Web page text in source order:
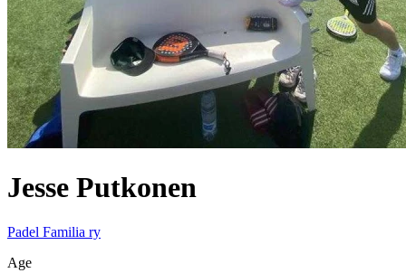
Jesse Putkonen
Padel Familia ry
Age